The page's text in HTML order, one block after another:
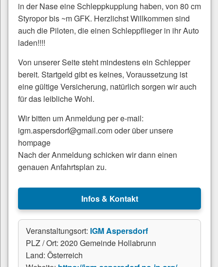
in der Nase eine Schleppkupplung haben, von 80 cm
Styropor bis ~m GFK. Herzlichst Willkommen sind
auch die Piloten, die einen Schleppflieger in ihr Auto
laden!!!!
Von unserer Seite steht mindestens ein Schlepper
bereit. Startgeld gibt es keines, Voraussetzung ist
eine gültige Versicherung, natürlich sorgen wir auch
für das leibliche Wohl.
Wir bitten um Anmeldung per e-mail:
igm.aspersdorf@gmail.com oder über unsere
hompage
Nach der Anmeldung schicken wir dann einen
genauen Anfahrtsplan zu.
Infos & Kontakt
Veranstaltungsort: IGM Aspersdorf
PLZ / Ort: 2020 Gemeinde Hollabrunn
Land: Österreich